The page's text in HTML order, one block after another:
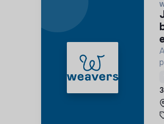
je m'engage